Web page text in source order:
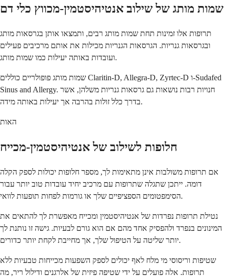
שמות מותג של שילוב אנטיהיסטמין-מכווץ כלי דם
תרופות אלו זמינות תחת שמות מותג רבים, ותמצאו אותן בגרסאות מותג
ובגרסאות גנריות. הגרסאות הגנריות מכילות את אותם מרכיבים פעילים
ועובדות באותה יעילות כמו שמות מותג.
שמות מותג פופולריים כוללים Claritin-D, Allegra-D, Zyrtec-D ו-Sudafed
Sinus and Allergy. חנויות רבות נושאות גם גרסאות גנריות משלהן, אשר
בדרך כלל זולות בהרבה אך יעילות באותה מידה.
האות
חלופות לשילוב של אנטיהיסטמין-מכייח
אם תרופות משולבות אינן מתאימות לך, מספר חלופות יכולות לספק הקלה
דומה. ייתכן שתגלה שתרופות עם מרכיב יחיד עובדות טוב יותר עבור
הסימפטומים הספציפיים שלך או גורמות לפחות תופעות לוואי.
נטילת תרופות נפרדות של אנטיהיסטמין ומכייח מאפשרת לך להתאים את
המינונים בנפרד ולהפסיק אחד מהם אם הוא גורם לבעיות. גישה זו נותנת לך
יותר שליטה על הטיפול שלך, אך מחייבת לקחת יותר כדורים.
שטיפות וריסוסי מי מלח לאף יכולים לספק השפעות מכייחות טבעיות ללא
תרופות. אלה פועלים על ידי שטיפה פיזית של אלרגנים ודילול ריר, מה